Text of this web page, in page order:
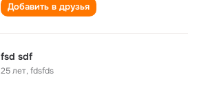
Добавить в друзья
fsd sdf
25 лет,fdsfds